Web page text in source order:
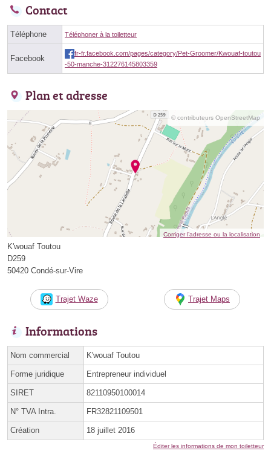
Contact
Téléphone Téléphoner à la toiletteur
Facebook
fr-fr.facebook.com/pages/category/Pet-Groomer/Kwouaf-toutou
-50-manche-312276145803359
Plan et adresse
© contributeurs OpenStreetMap
Corriger l’adresse ou la localisation
K'wouaf Toutou
D259
50420 Condé-sur-Vire
Trajet Waze Trajet Maps
Informations
Nom commercial K'wouaf Toutou
Forme juridique Entrepreneur individuel
SIRET 82110950100014
N° TVA Intra. FR32821109501
Création 18 juillet 2016
Éditer les informations de mon toiletteur